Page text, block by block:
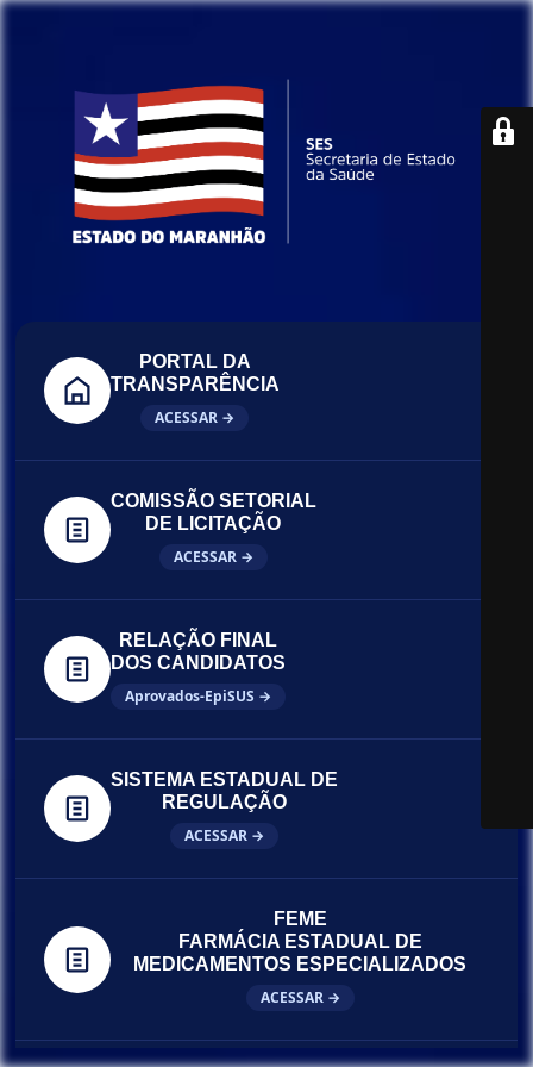
PORTAL DA
TRANSPARÊNCIA
ACESSAR →
COMISSÃO SETORIAL
DE LICITAÇÃO
ACESSAR →
RELAÇÃO FINAL
DOS CANDIDATOS
Aprovados-EpiSUS →
SISTEMA ESTADUAL DE
REGULAÇÃO
ACESSAR →
FEME
FARMÁCIA ESTADUAL DE
MEDICAMENTOS ESPECIALIZADOS
ACESSAR →